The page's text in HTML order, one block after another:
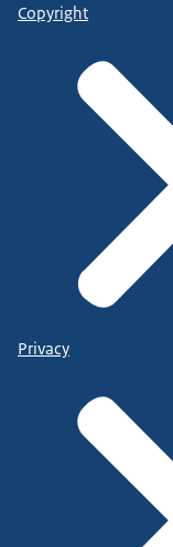
Copyright
Privacy